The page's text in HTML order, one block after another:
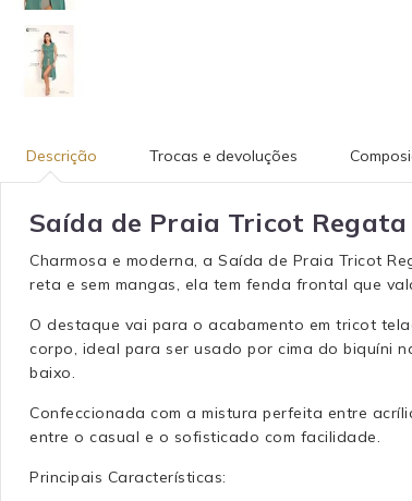
Descrição Trocas e devoluções
Saída de Praia Tricot
Charmosa e moderna, a Saída de Praia Tricot
reta e sem mangas, ela tem fenda frontal que
O destaque vai para o acabamento em tricot
corpo, ideal para ser usado por cima do biquíni
baixo.
Confeccionada com a mistura perfeita entre
entre o casual e o sofisticado com facilidade.
Principais Características: